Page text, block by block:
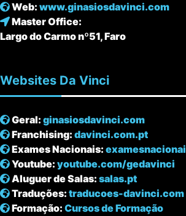
Web: www.ginasiosdavinci.com
Master Office:
Largo do Carmo nº51, Faro
Websites Da Vinci
Geral: ginasiosdavinci.com
Franchising: davinci.com.pt
Exames Nacionais:
Youtube: youtube.com/gedavinci
Aluguer de Salas: salas.pt
Traduções: traducoes-davinci.com
Formação: Cursos de Formação